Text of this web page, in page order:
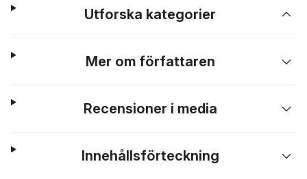
Utforska kategorier
Mer om författaren
Recensioner i media
Innehållsförteckning